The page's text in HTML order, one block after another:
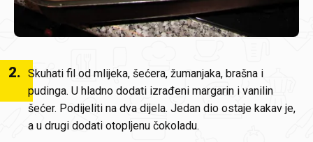
2. Skuhati fil od mlijeka, šećera, žumanjaka, brašna i
pudinga. U hladno dodati izrađeni margarin i vanilin
šećer. Podijeliti na dva dijela. Jedan dio ostaje kakav je,
a u drugi dodati otopljenu čokoladu.